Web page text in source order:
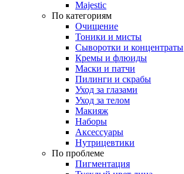
Majestic
По категориям
Очищение
Тоники и мисты
Сыворотки и концентраты
Кремы и флюиды
Маски и патчи
Пилинги и скрабы
Уход за глазами
Уход за телом
Макияж
Наборы
Аксессуары
Нутрицевтики
По проблеме
Пигментация